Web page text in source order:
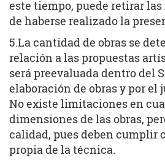
este tiempo, puede retirar
de haberse realizado la
5.La cantidad de obras se
relación a las propuestas
será preevaluada dentro del
elaboración de obras y por el
No existe limitaciones en
dimensiones de las obras,
calidad, pues deben cumplir
propia de la técnica.